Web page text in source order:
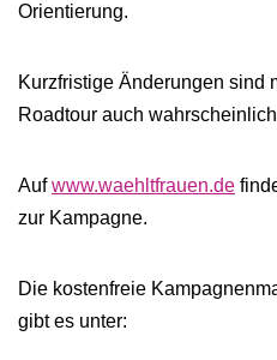
Orientierung.
Kurzfristige Änderungen sind
Roadtour auch
Aufwww.waehltfrauen.de
zur Kampagne.
Die kostenfreie
gibt es unter: